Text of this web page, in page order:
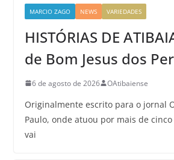
MARCIO ZAGO NEWS VARIEDADES
HISTÓRIAS DE
de Bom Jesus dos
6 de agosto de 2026 OAtibaiense
Originalmente escrito para o jornal
Paulo, onde atuou por mais de
vai